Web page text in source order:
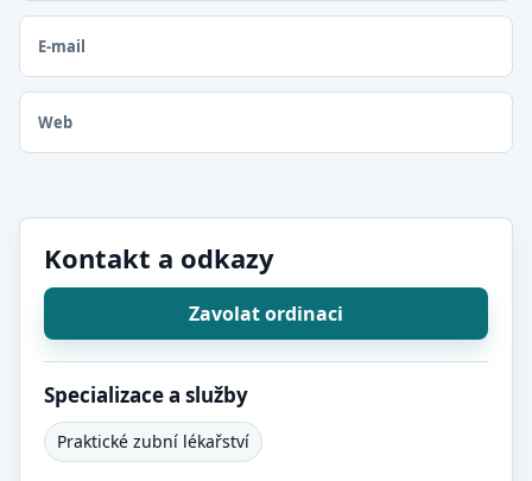
E-mail
Web
Kontakt a odkazy
Zavolat ordinaci
Specializace a služby
Praktické zubní lékařství